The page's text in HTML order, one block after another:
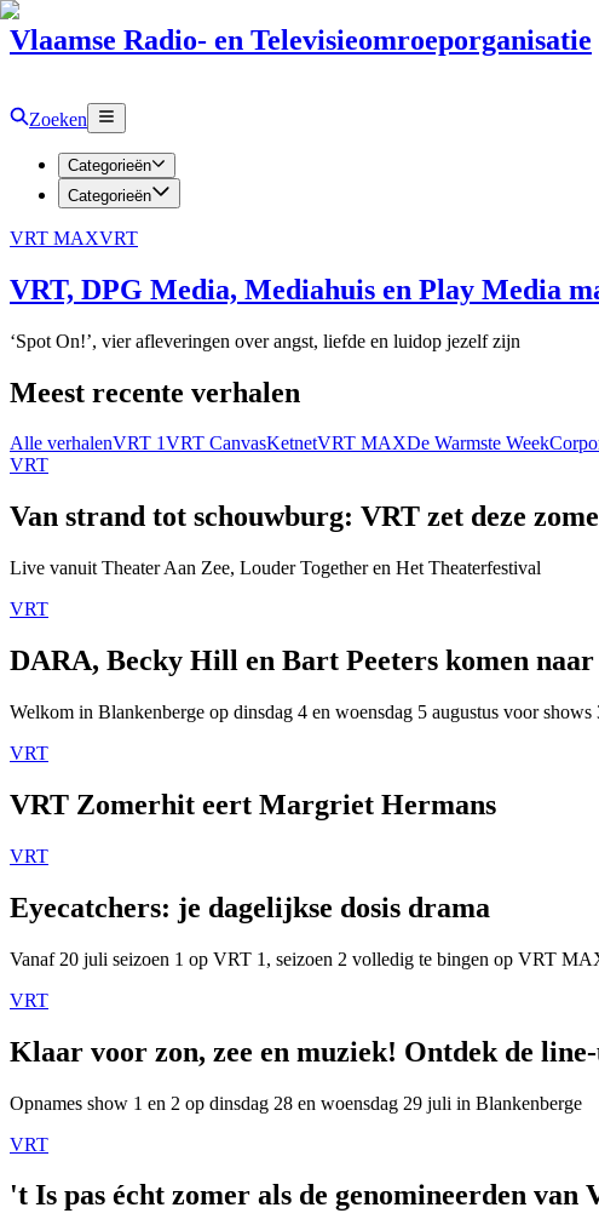
Vlaamse Radio- en Televisieomroeporganisatie
Zoeken
Categorieën
Categorieën
VRT MAXVRT
VRT, DPG Media, Mediahuis en Play Media
‘Spot On!’, vier afleveringen over angst, liefde en luidop jezelf zijn
Meest recente verhalen
Alle verhalenVRT 1VRT CanvasKetnetVRT MAXDe Warmste Week
VRT
Van strand tot schouwburg: VRT zet deze
Live vanuit Theater Aan Zee, Louder Together en Het Theaterfestival
VRT
DARA, Becky Hill en Bart Peeters komen
Welkom in Blankenberge op dinsdag 4 en woensdag 5 augustus voor shows
VRT
VRT Zomerhit eert Margriet Hermans
VRT
Eyecatchers: je dagelijkse dosis drama
Vanaf 20 juli seizoen 1 op VRT 1, seizoen 2 volledig te bingen op VRT
VRT
Klaar voor zon, zee en muziek! Ontdek de
Opnames show 1 en 2 op dinsdag 28 en woensdag 29 juli in Blankenberge
VRT
't Is pas écht zomer als de genomineerden